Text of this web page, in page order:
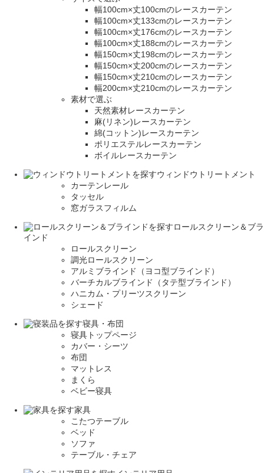
幅100cm×丈100cmのレースカーテン
幅100cm×丈133cmのレースカーテン
幅100cm×丈176cmのレースカーテン
幅100cm×丈188cmのレースカーテン
幅150cm×丈198cmのレースカーテン
幅150cm×丈200cmのレースカーテン
幅150cm×丈210cmのレースカーテン
幅200cm×丈210cmのレースカーテン
素材で選ぶ
天然素材レースカーテン
麻(リネン)レースカーテン
綿(コットン)レースカーテン
ポリエステルレースカーテン
ボイルレースカーテン
ウィンドウトリートメント
カーテンレール
タッセル
窓ガラスフィルム
ロールスクリーン＆ブラ
インド
ロールスクリーン
調光ロールスクリーン
アルミブラインド（ヨコ型ブラインド）
バーチカルブラインド（タテ型ブラインド）
ハニカム・プリーツスクリーン
シェード
寝具・布団
寝具トップページ
カバー・シーツ
布団
マットレス
まくら
ベビー寝具
家具
こたつテーブル
ベッド
ソファ
テーブル・チェア